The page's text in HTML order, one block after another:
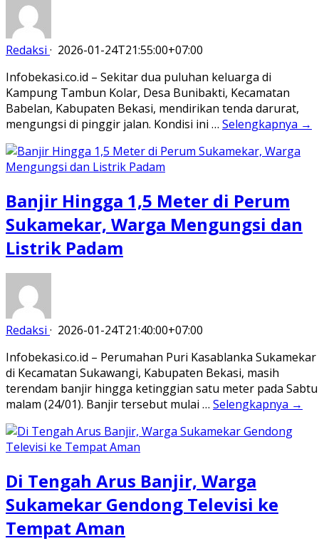
Redaksi · 2026-01-24T21:55:00+07:00
Infobekasi.co.id – Sekitar dua puluhan keluarga di
Kampung Tambun Kolar, Desa Bunibakti, Kecamatan
Babelan, Kabupaten Bekasi, mendirikan tenda darurat,
mengungsi di pinggir jalan. Kondisi ini … Selengkapnya →
Banjir Hingga 1,5 Meter di Perum
Sukamekar, Warga Mengungsi dan
Listrik Padam
Redaksi · 2026-01-24T21:40:00+07:00
Infobekasi.co.id – Perumahan Puri Kasablanka Sukamekar
di Kecamatan Sukawangi, Kabupaten Bekasi, masih
terendam banjir hingga ketinggian satu meter pada Sabtu
malam (24/01). Banjir tersebut mulai … Selengkapnya →
Di Tengah Arus Banjir, Warga
Sukamekar Gendong Televisi ke
Tempat Aman